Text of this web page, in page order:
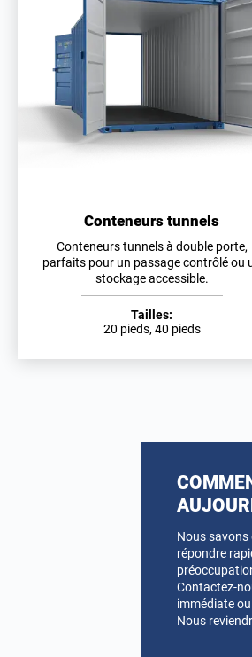
Conteneurs tunnels
Conteneurs tunnels à double porte,
parfaits pour un passage contrôlé ou
stockage accessible.
Tailles:
20 pieds, 40 pieds
Nous savons
répondre
Contactez-
immédiate
Nous